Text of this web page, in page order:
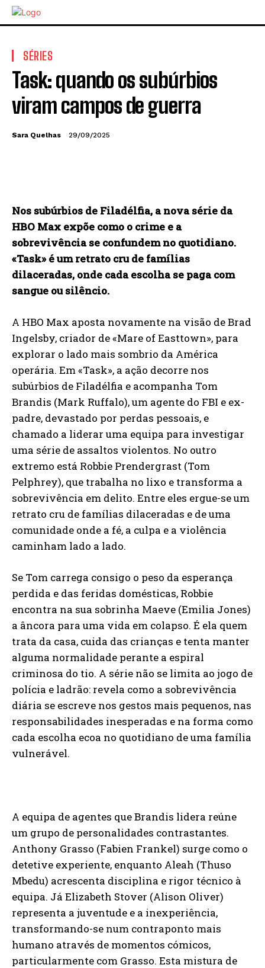
SÉRIES
Task: quando os subúrbios
viram campos de guerra
Sara Quelhas 29/09/2025
Nos subúrbios de Filadélfia, a nova série da
HBO Max expõe como o crime e a
sobrevivência se confundem no quotidiano.
«Task» é um retrato cru de famílias
dilaceradas, onde cada escolha se paga com
sangue ou silêncio.
A HBO Max aposta novamente na visão de Brad
Ingelsby, criador de «Mare of Easttown», para
explorar o lado mais sombrio da América
operária. Em «Task», a ação decorre nos
subúrbios de Filadélfia e acompanha Tom
Brandis (Mark Ruffalo), um agente do FBI e ex-
padre, devastado por perdas pessoais, e
chamado a liderar uma equipa para investigar
uma série de assaltos violentos. No outro
extremo está Robbie Prendergrast (Tom
Pelphrey), que trabalha no lixo e transforma a
sobrevivência em delito. Entre eles ergue-se um
retrato cru de famílias dilaceradas e de uma
comunidade onde a fé, a culpa e a violência
caminham lado a lado.
Se Tom carrega consigo o peso da esperança
perdida e das feridas domésticas, Robbie
encontra na sua sobrinha Maeve (Emilia Jones)
a âncora para uma vida em colapso. É ela quem
trata da casa, cuida das crianças e tenta manter
alguma normalidade perante a espiral
criminosa do tio. A série não se limita ao jogo de
polícia e ladrão: revela como a sobrevivência
diária se escreve nos gestos mais pequenos, nas
responsabilidades inesperadas e na forma como
cada escolha ecoa no quotidiano de uma família
vulnerável.
A equipa de agentes que Brandis lidera reúne
um grupo de personalidades contrastantes.
Anthony Grasso (Fabien Frankel) surge como o
detetive experiente, enquanto Aleah (Thuso
Mbedu) acrescenta disciplina e rigor técnico à
equipa. Já Elizabeth Stover (Alison Oliver)
representa a juventude e a inexperiência,
transformando-se num contraponto mais
humano através de momentos cómicos,
particularmente com Grasso. Esta mistura de